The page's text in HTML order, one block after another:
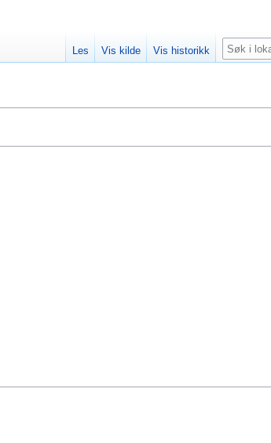
Les Vis kilde Vis historikk Søk